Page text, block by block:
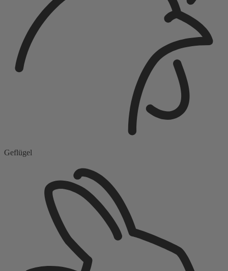
Geflügel